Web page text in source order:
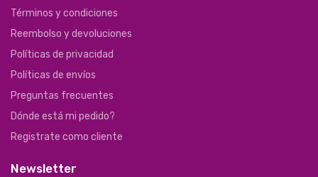
Términos y condiciones
Reembolso y devoluciones
Políticas de privacidad
Políticas de envíos
Preguntas frecuentes
Dónde está mi pedido?
Registrate como cliente
Newsletter